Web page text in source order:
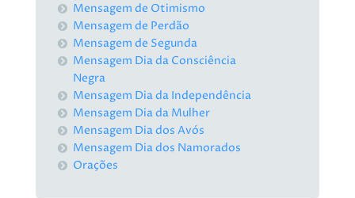
Mensagem de Otimismo
Mensagem de Perdão
Mensagem de Segunda
Mensagem Dia da Consciência
Negra
Mensagem Dia da Independência
Mensagem Dia da Mulher
Mensagem Dia dos Avós
Mensagem Dia dos Namorados
Orações